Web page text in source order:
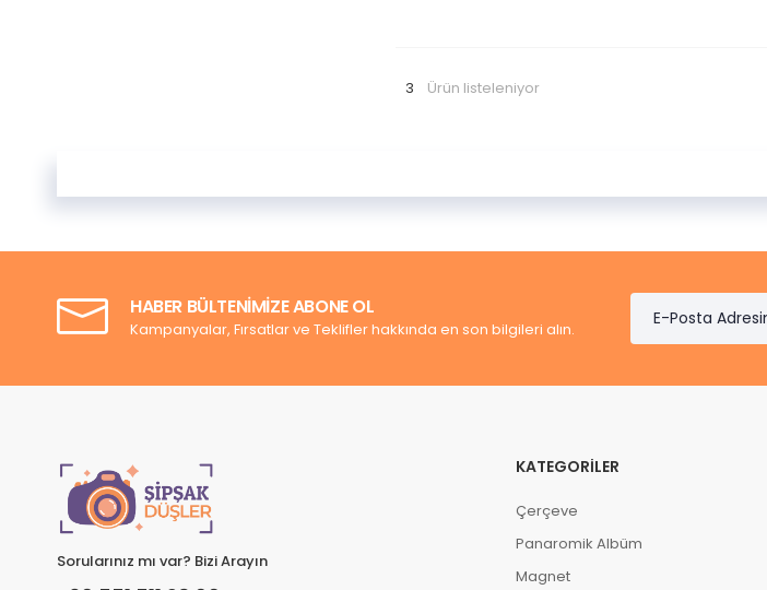
3 Ürün listeleniyor
HABER BÜLTENİMİZE ABONE OL
Kampanyalar, Fırsatlar ve Teklifler hakkında en son bilgileri alın.
Sorularınız mı var? Bizi Arayın
KATEGORILER
Çerçeve
Panaromik Albüm
Magnet